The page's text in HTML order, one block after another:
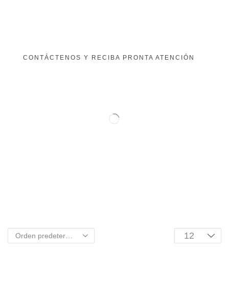
CONTÁCTENOS Y RECIBA PRONTA ATENCIÓN